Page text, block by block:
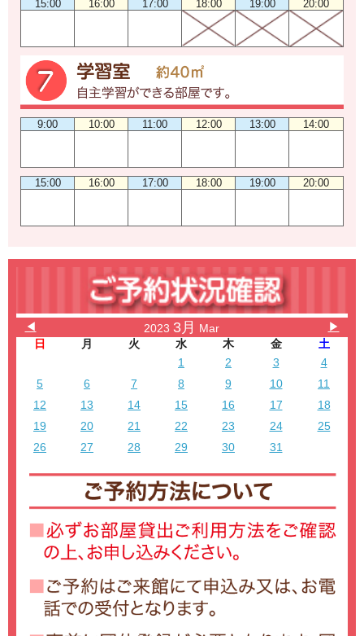
15:00 16:00 17:00 18:00 19:00 20:00
9:00 10:00 11:00 12:00 13:00 14:00
15:00 16:00 17:00 18:00 19:00 20:00
◀ 2023 3月 Mar
▶
日
月 火 水 木 金
土
1
2 3
4
5
6 7 8 9 10
11
12
13 14 15 16 17
18
19
20 21 22 23 24
25
26
27 28 29 30 31